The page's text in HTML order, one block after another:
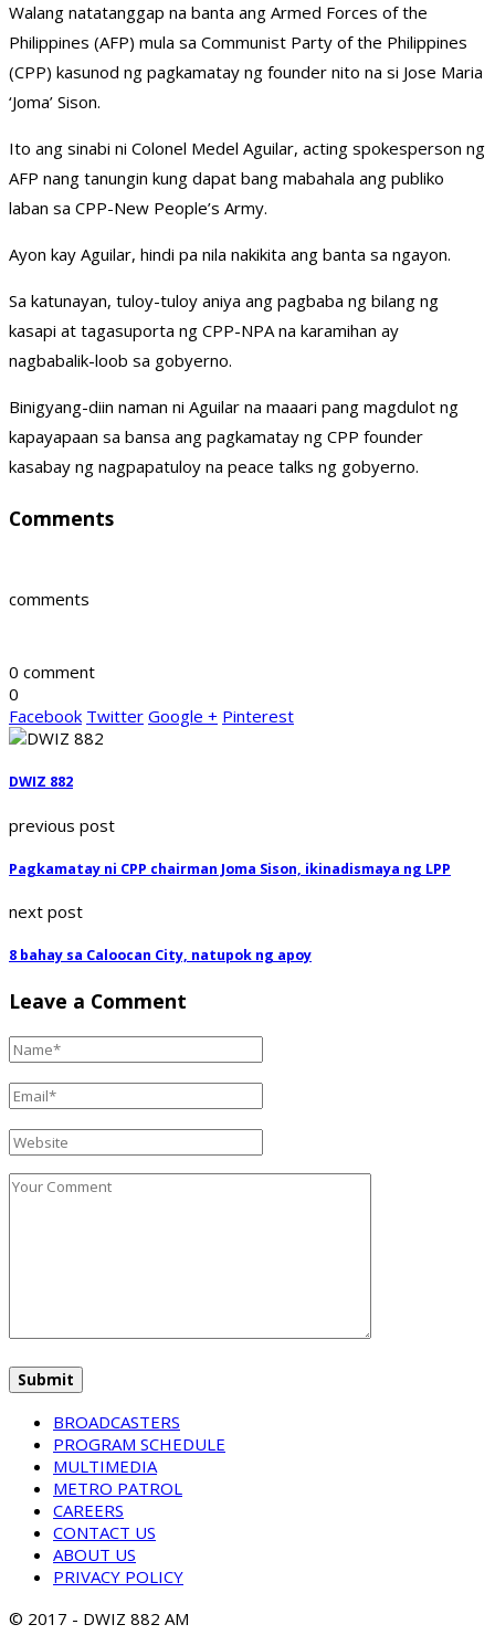
Walang natatanggap na banta ang Armed Forces of the
Philippines (AFP) mula sa Communist Party of the Philippines
(CPP) kasunod ng pagkamatay ng founder nito na si Jose Maria
‘Joma’ Sison.
Ito ang sinabi ni Colonel Medel Aguilar, acting spokesperson ng
AFP nang tanungin kung dapat bang mabahala ang publiko
laban sa CPP-New People’s Army.
Ayon kay Aguilar, hindi pa nila nakikita ang banta sa ngayon.
Sa katunayan, tuloy-tuloy aniya ang pagbaba ng bilang ng
kasapi at tagasuporta ng CPP-NPA na karamihan ay
nagbabalik-loob sa gobyerno.
Binigyang-diin naman ni Aguilar na maaari pang magdulot ng
kapayapaan sa bansa ang pagkamatay ng CPP founder
kasabay ng nagpapatuloy na peace talks ng gobyerno.
Comments
comments
0 comment
0
Facebook Twitter Google + Pinterest
DWIZ 882
previous post
Pagkamatay ni CPP chairman Joma Sison, ikinadismaya ng LPP
next post
8 bahay sa Caloocan City, natupok ng apoy
Leave a Comment
BROADCASTERS
PROGRAM SCHEDULE
MULTIMEDIA
METRO PATROL
CAREERS
CONTACT US
ABOUT US
PRIVACY POLICY
© 2017 - DWIZ 882 AM